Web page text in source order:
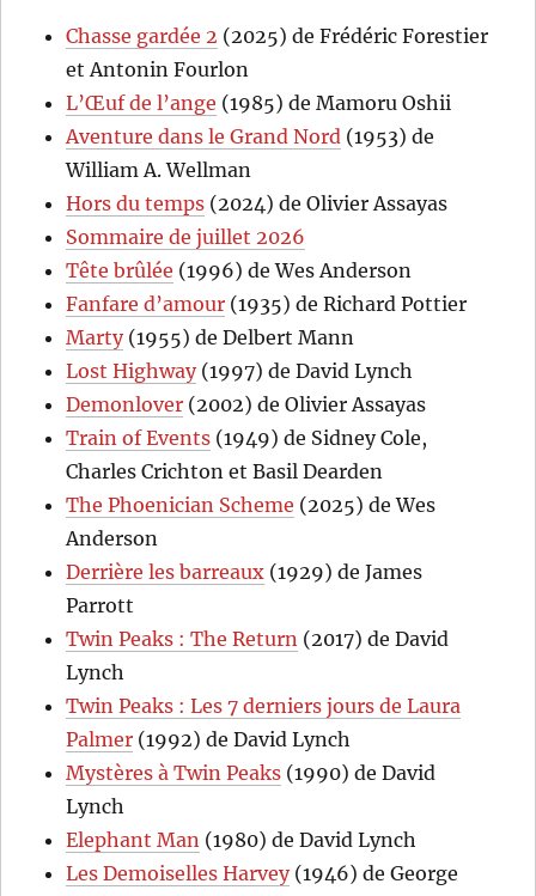
Chasse gardée 2 (2025) de Frédéric Forestier
et Antonin Fourlon
L’Œuf de l’ange (1985) de Mamoru Oshii
Aventure dans le Grand Nord (1953) de
William A. Wellman
Hors du temps (2024) de Olivier Assayas
Sommaire de juillet 2026
Tête brûlée (1996) de Wes Anderson
Fanfare d’amour (1935) de Richard Pottier
Marty(1955) de Delbert Mann
Lost Highway(1997) de David Lynch
Demonlover (2002) de Olivier Assayas
Train of Events (1949) de Sidney Cole,
Charles Crichton et Basil Dearden
The Phoenician Scheme (2025) de Wes
Anderson
Derrière les barreaux (1929) de James
Parrott
Twin Peaks : The Return (2017) de David
Lynch
Twin Peaks : Les 7 derniers jours de Laura
Palmer (1992) de David Lynch
Mystères à Twin Peaks (1990) de David
Lynch
Elephant Man (1980) de David Lynch
Les Demoiselles Harvey(1946) de George